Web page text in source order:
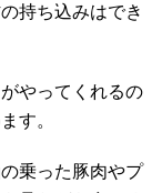
持ち込みはでき
やってくれるの
す。
乗った豚肉やプ